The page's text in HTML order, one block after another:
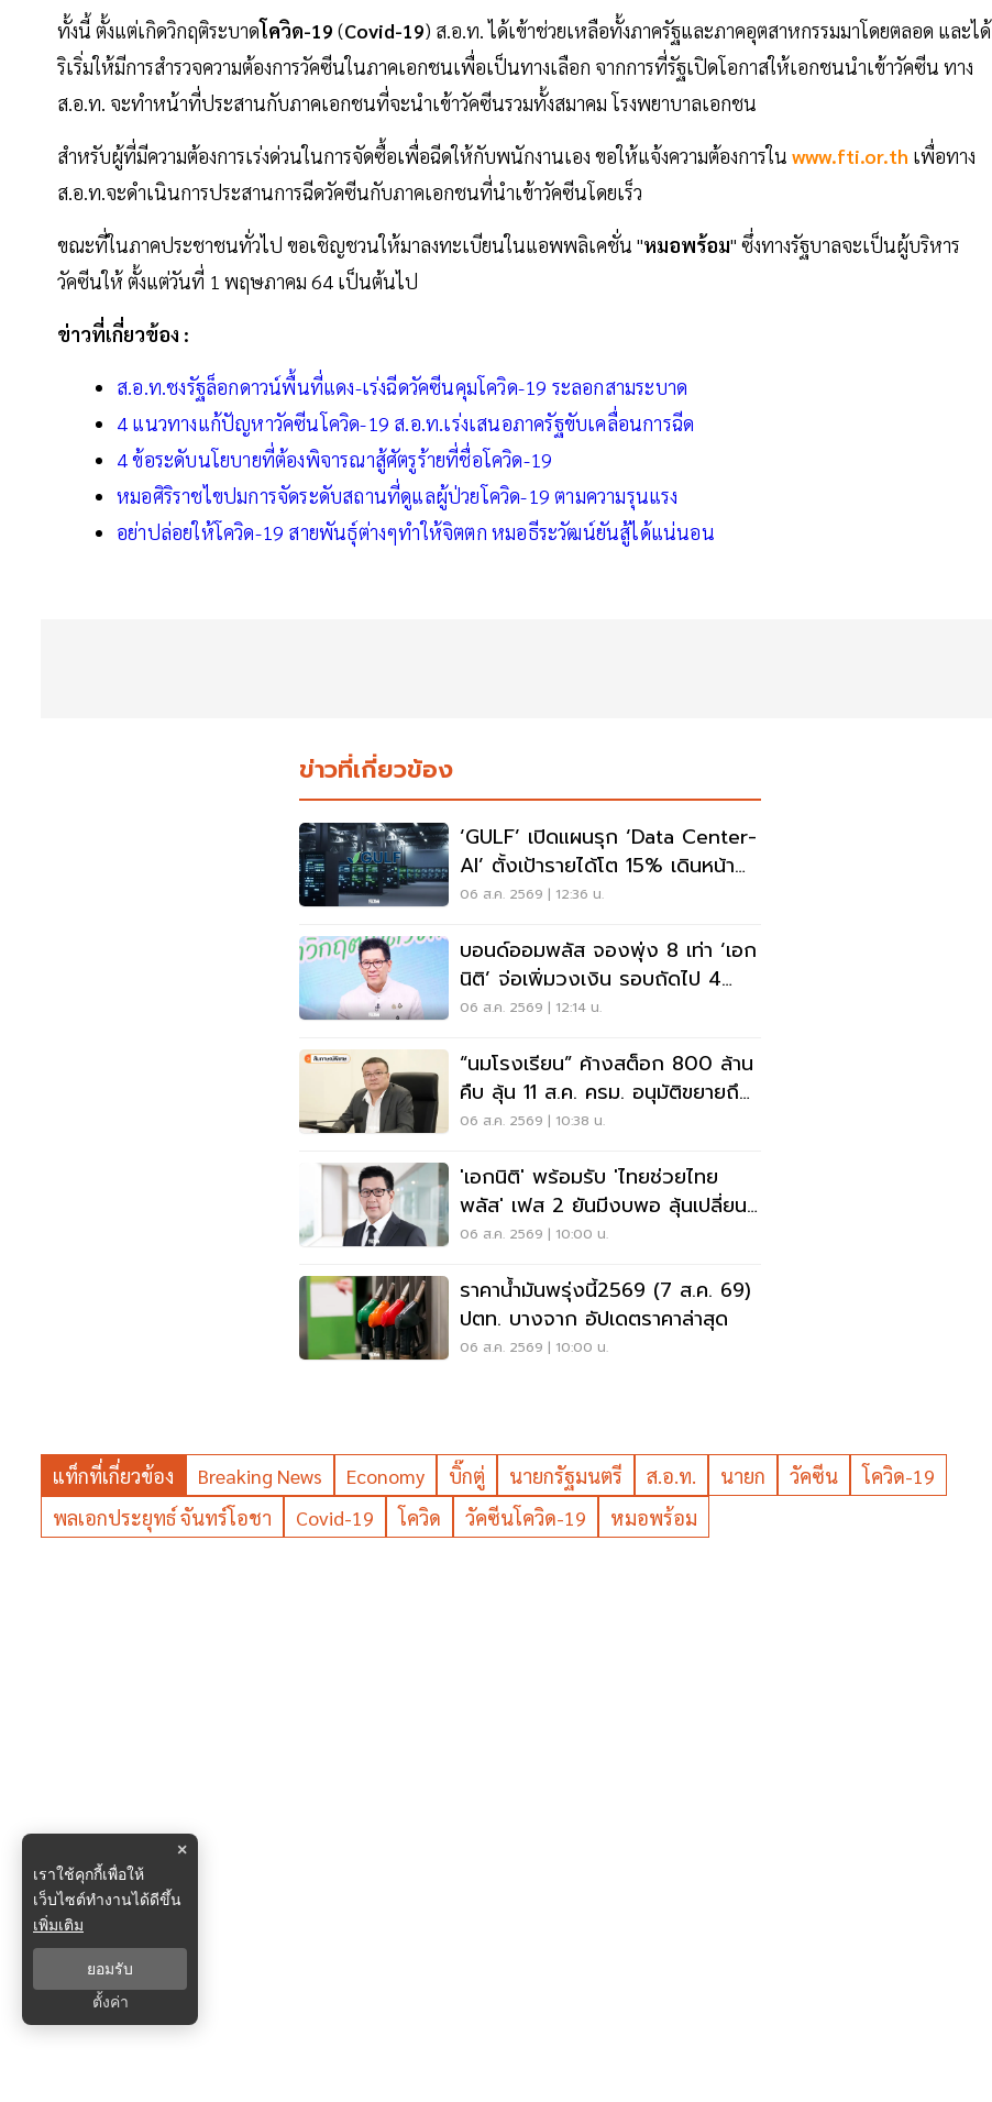
ทั้งนี้ ตั้งแต่เกิดวิกฤติระบาดโควิด-19 (Covid-19) ส.อ.ท. ได้เข้าช่วยเหลือทั้งภาครัฐและภาคอุตสาหกรรมมาโดยตลอด และได้
ริเริ่มให้มีการสำรวจความต้องการวัคซีนในภาคเอกชนเพื่อเป็นทางเลือก จากการที่รัฐเปิดโอกาสให้เอกชนนำเข้าวัคซีน ทาง
ส.อ.ท. จะทำหน้าที่ประสานกับภาคเอกชนที่จะนำเข้าวัคซีนรวมทั้งสมาคม โรงพยาบาลเอกชน
สำหรับผู้ที่มีความต้องการเร่งด่วนในการจัดซื้อเพื่อฉีดให้กับพนักงานเอง ขอให้แจ้งความต้องการใน www.fti.or.th เพื่อทาง
ส.อ.ท.จะดำเนินการประสานการฉีดวัคซีนกับภาคเอกชนที่นำเข้าวัคซีนโดยเร็ว
ขณะที่ในภาคประชาชนทั่วไป ขอเชิญชวนให้มาลงทะเบียนในแอพพลิเคชั่น "หมอพร้อม" ซึ่งทางรัฐบาลจะเป็นผู้บริหาร
วัคซีนให้ ตั้งแต่วันที่ 1 พฤษภาคม 64 เป็นต้นไป
ข่าวที่เกี่ยวข้อง :
ส.อ.ท.ชงรัฐล็อกดาวน์พื้นที่แดง-เร่งฉีดวัคซีนคุมโควิด-19 ระลอกสามระบาด
4 แนวทางแก้ปัญหาวัคซีนโควิด-19 ส.อ.ท.เร่งเสนอภาครัฐขับเคลื่อนการฉีด
4 ข้อระดับนโยบายที่ต้องพิจารณาสู้ศัตรูร้ายที่ชื่อโควิด-19
หมอศิริราชไขปมการจัดระดับสถานที่ดูแลผู้ป่วยโควิด-19 ตามความรุนแรง
อย่าปล่อยให้โควิด-19 สายพันธุ์ต่างๆทำให้จิตตก หมอธีระวัฒน์ยันสู้ได้แน่นอน
ข่าวที่เกี่ยวข้อง
‘GULF’ เปิดแผนรุก ‘Data Center-
AI’ ตั้งเป้ารายได้โต 15% เดินหน้า
ลงทุนยุโรป
06 ส.ค. 2569 | 12:36 น.
บอนด์ออมพลัส จองพุ่ง 8 เท่า ‘เอก
นิติ’ จ่อเพิ่มวงเงิน รอบถัดไป 4
ก.ย.นี้
06 ส.ค. 2569 | 12:14 น.
“นมโรงเรียน” ค้างสต็อก 800 ล้าน
คืบ ลุ้น 11 ส.ค. ครม. อนุมัติขยายถึง
ม.3
06 ส.ค. 2569 | 10:38 น.
'เอกนิติ' พร้อมรับ 'ไทยช่วยไทย
พลัส' เฟส 2 ยันมีงบพอ ลุ้นเปลี่ยน
สูตรคืน 'คนละครึ่ง'
06 ส.ค. 2569 | 10:00 น.
ราคาน้ำมันพรุ่งนี้2569 (7 ส.ค. 69)
ปตท. บางจาก อัปเดตราคาล่าสุด
06 ส.ค. 2569 | 10:00 น.
แท็กที่เกี่ยวข้อง Breaking News Economy บิ๊กตู่ นายกรัฐมนตรี ส.อ.ท. นายก วัคซีน
โควิด-19
พลเอกประยุทธ์ จันทร์โอชา
Covid-19 โควิด วัคซีนโควิด-19 หมอพร้อม
×
เราใช้คุกกี้เพื่อให้
เว็บไซต์ทำงานได้ดีขึ้น
เพิ่มเติม
ยอมรับ
ตั้งค่า